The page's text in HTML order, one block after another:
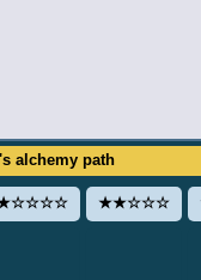
alchemy path
★★☆☆☆